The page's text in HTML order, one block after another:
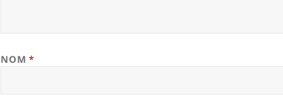
NOM *